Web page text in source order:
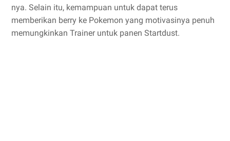
nya. Selain itu, kemampuan untuk dapat terus
memberikan berry ke Pokemon yang motivasinya penuh
memungkinkan Trainer untuk panen Startdust.